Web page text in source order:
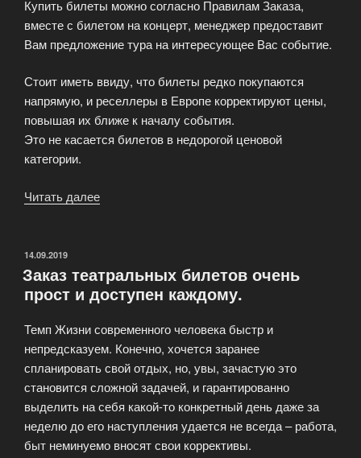
Купить билеты можно согласно Правилам Заказа,
вместе с билетом на концерт, менеджер предоставит
Вам предложение тура на интересующее Вас событие.
Стоит иметь ввиду, что билеты редко покупаются
напрямую, и реселлеры в Европе корректируют цены,
повышая их ближе к началу события.
Это не касается билетов в недорогой ценовой
категории.
Читать далее
Tickets»
ОПУБЛИКОВАНО
14.09.2019
Заказ театральных билетов очень
прост и доступен каждому.
Темп Жизни современного человека быстр и
непредсказуем. Конечно, хочется заранее
спланировать свой отдых, но, увы, зачастую это
становится сложной задачей, и гарантированно
выделить на себя какой-то конкретный день даже за
неделю до его наступления удается не всегда – работа,
быт неминуемо вносят свои коррективы.